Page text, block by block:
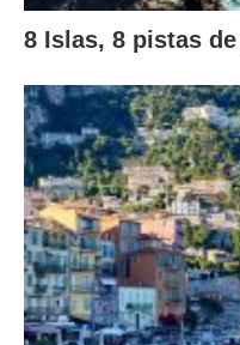
8 Islas, 8 pistas